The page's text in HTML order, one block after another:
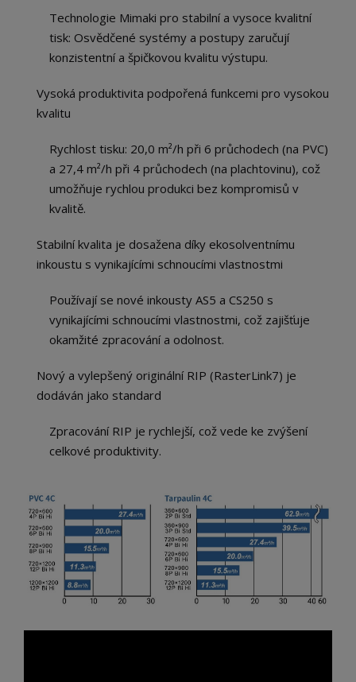
Technologie Mimaki pro stabilní a vysoce kvalitní
tisk: Osvědčené systémy a postupy zaručují
konzistentní a špičkovou kvalitu výstupu.
Vysoká produktivita podpořená funkcemi pro vysokou
kvalitu
Rychlost tisku: 20,0 m²/h při 6 průchodech (na PVC)
a 27,4 m²/h při 4 průchodech (na plachtovinu), což
umožňuje rychlou produkci bez kompromisů v
kvalitě.
Stabilní kvalita je dosažena díky ekosolventnímu
inkoustu s vynikajícími schnoucími vlastnostmi
Používají se nové inkousty AS5 a CS250 s
vynikajícími schnoucími vlastnostmi, což zajišťuje
okamžité zpracování a odolnost.
Nový a vylepšený originální RIP (RasterLink7) je
dodáván jako standard
Zpracování RIP je rychlejší, což vede ke zvýšení
celkové produktivity.